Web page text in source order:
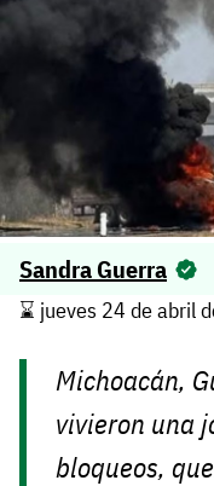
Sandra Guerra
⌛️ jueves 24 de abril
Michoacán,
vivieron una
bloqueos,